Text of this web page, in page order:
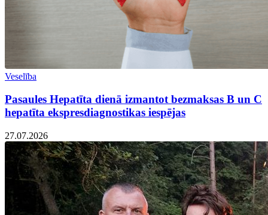
Veselība
Pasaules Hepatīta dienā izmantot bezmaksas B un C
hepatīta ekspresdiagnostikas iespējas
27.07.2026